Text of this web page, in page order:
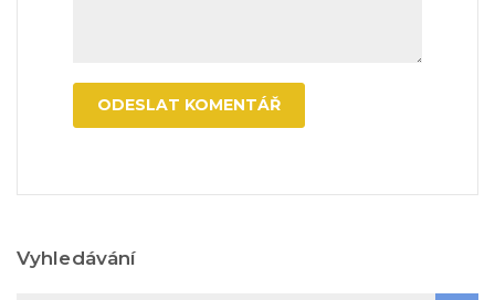
Vyhledávání